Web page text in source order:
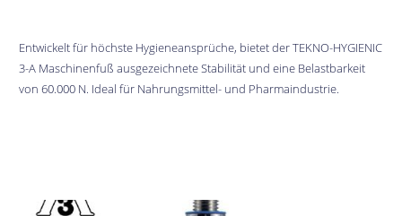
Entwickelt für höchste Hygieneansprüche, bietet der TEKNO-HYGIENIC
3-A Maschinenfuß ausgezeichnete Stabilität und eine Belastbarkeit
von 60.000 N. Ideal für Nahrungsmittel- und Pharmaindustrie.
Bildergalerie überspringen